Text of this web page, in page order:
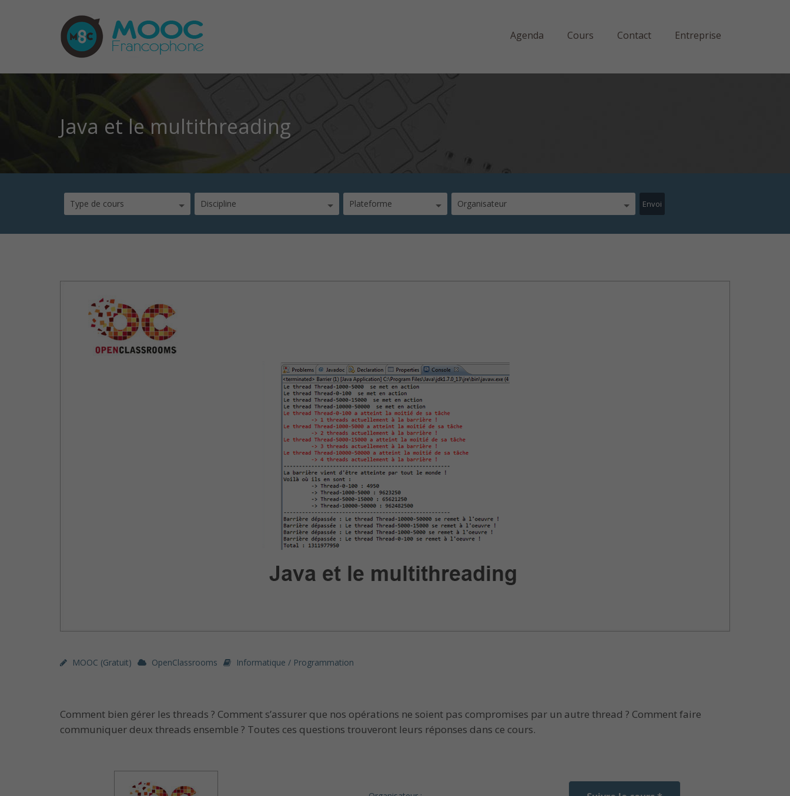
Agenda Cours Contact Entreprise
Java et le multithreading
Type de cours Discipline Plateforme Organisateur
MOOC (gratuit) OpenClassrooms Informatique / Programmation
Comment bien gérer les threads ? Comment s’assurer que nos opérations ne soient pas compromises par un autre thread ? Comment faire
communiquer deux threads ensemble ? Toutes ces questions trouveront leurs réponses dans ce cours.